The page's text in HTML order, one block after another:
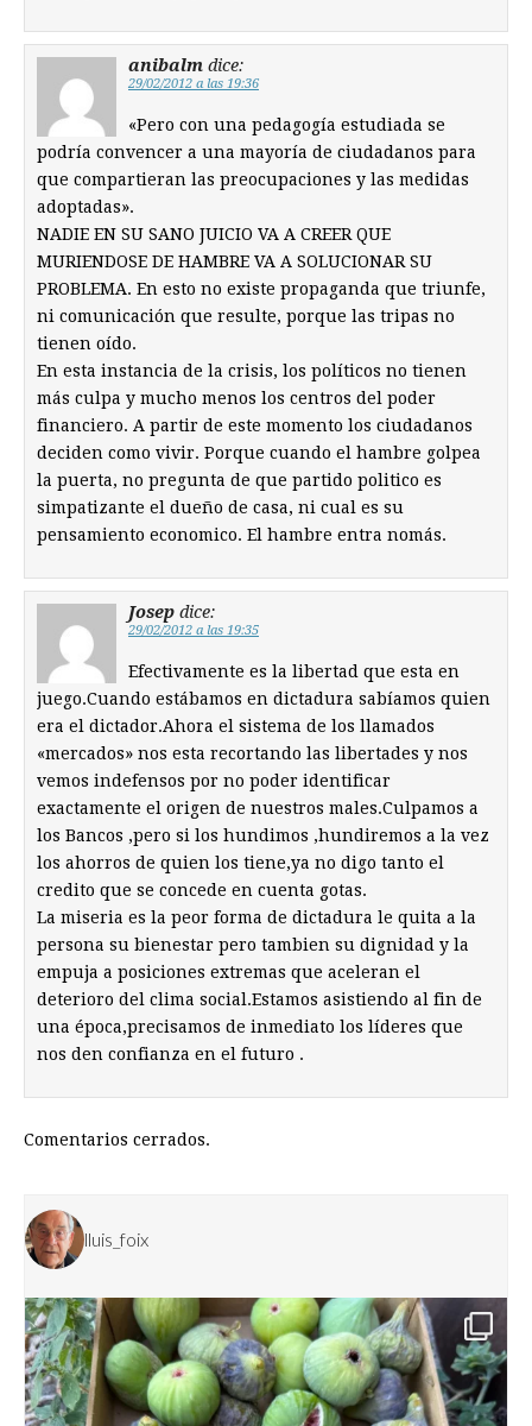
anibalm dice:
29/02/2012 a las 19:36
«Pero con una pedagogía estudiada se
podría convencer a una mayoría de ciudadanos para
que compartieran las preocupaciones y las medidas
adoptadas».
NADIE EN SU SANO JUICIO VA A CREER QUE
MURIENDOSE DE HAMBRE VA A SOLUCIONAR SU
PROBLEMA. En esto no existe propaganda que triunfe,
ni comunicación que resulte, porque las tripas no
tienen oído.
En esta instancia de la crisis, los políticos no tienen
más culpa y mucho menos los centros del poder
financiero. A partir de este momento los ciudadanos
deciden como vivir. Porque cuando el hambre golpea
la puerta, no pregunta de que partido politico es
simpatizante el dueño de casa, ni cual es su
pensamiento economico. El hambre entra nomás.
Josep dice:
29/02/2012 a las 19:35
Efectivamente es la libertad que esta en
juego.Cuando estábamos en dictadura sabíamos quien
era el dictador.Ahora el sistema de los llamados
«mercados» nos esta recortando las libertades y nos
vemos indefensos por no poder identificar
exactamente el origen de nuestros males.Culpamos a
los Bancos ,pero si los hundimos ,hundiremos a la vez
los ahorros de quien los tiene,ya no digo tanto el
credito que se concede en cuenta gotas.
La miseria es la peor forma de dictadura le quita a la
persona su bienestar pero tambien su dignidad y la
empuja a posiciones extremas que aceleran el
deterioro del clima social.Estamos asistiendo al fin de
una época,precisamos de inmediato los líderes que
nos den confianza en el futuro .
Comentarios cerrados.
lluis_foix